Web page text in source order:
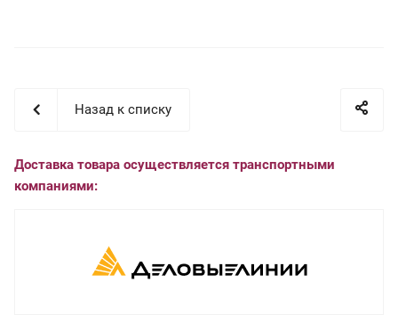
Назад к списку
Доставка товара осуществляется транспортными
компаниями: